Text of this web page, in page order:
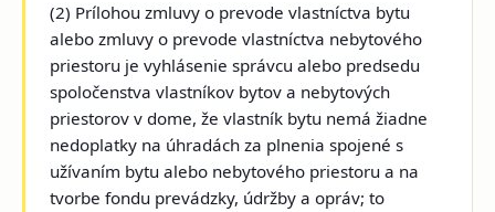
(2) Prílohou zmluvy o prevode vlastníctva bytu
alebo zmluvy o prevode vlastníctva nebytového
priestoru je vyhlásenie správcu alebo predsedu
spoločenstva vlastníkov bytov a nebytových
priestorov v dome, že vlastník bytu nemá žiadne
nedoplatky na úhradách za plnenia spojené s
užívaním bytu alebo nebytového priestoru a na
tvorbe fondu prevádzky, údržby a opráv; to